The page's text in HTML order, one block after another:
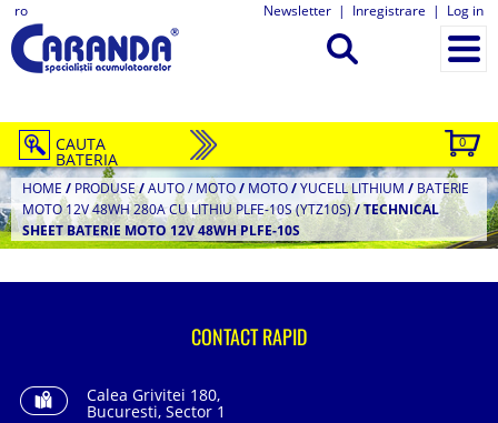
ro Newsletter | Inregistrare | Log in
0
CAUTA
BATERIA
HOME / PRODUSE/AUTO / MOTO/ MOTO/YUCELL LITHIUM / BATERIE
MOTO 12V 48WH 280A CU LITHIU PLFE-10S (YTZ10S)/TECHNICAL
SHEET BATERIE MOTO 12V 48WH PLFE-10S
CONTACT RAPID
Calea Grivitei 180,
Bucuresti, Sector 1